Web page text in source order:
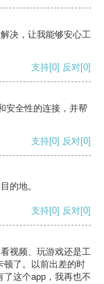
决，让我能够安心工
支持[0] 反对[0]
安全性的连接，并帮
支持[0] 反对[0]
的地。
支持[0] 反对[0]
视频、玩游戏还是工
顿了。以前出差的时
这个app，我再也不